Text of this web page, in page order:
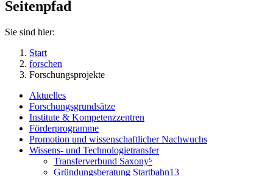
Seitenpfad
Sie sind hier:
Start
forschen
Forschungsprojekte
Aktuelles
Forschungsgrundsätze
Institute & Kompetenzzentren
Förderprogramme
Promotion und wissenschaftlicher Nachwuchs
Wissens- und Technologietransfer
Transferverbund Saxony⁵
Gründungsberatung Startbahn13